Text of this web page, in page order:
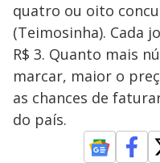
quatro ou oito
(Teimosinha). Cada
R$ 3. Quanto mais
marcar, maior o
as chances de
do país.